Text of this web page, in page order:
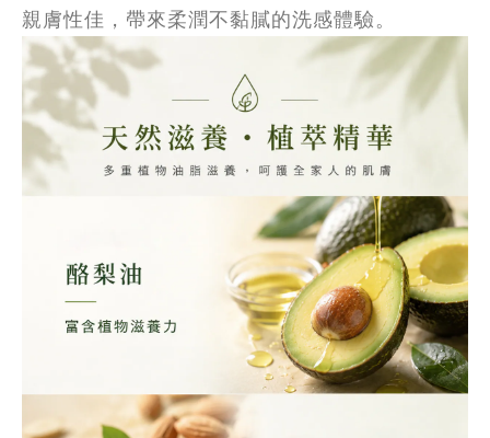
親膚性佳，帶來柔潤不黏膩的洗感體驗。